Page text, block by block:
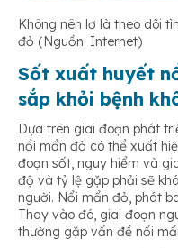
Không nên lơ là theo dõi
đỏ (Nguồn: Internet)
Sốt xuất huyết
sắp khỏi bệnh
Dựa trên giai đoạn phát
nổi mẩn đỏ có thể xuất
đoạn sốt, nguy hiểm và
độ và tỷ lệ gặp phải sẽ
người. Nổi mẩn đỏ, phát
Thay vào đó, giai đoạn
thường gặp vấn đề nổi